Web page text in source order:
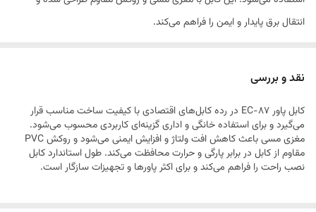
ویژگی ایمنی
انتقال برق پایدار و ایمن را فراهم می‌کند.
نقد و بررسی
کابل پاور EC-87 در رده کابل‌های اقتصادی با کیفیت ساخت مناسب قرار
می‌گیرد و برای استفاده خانگی و اداری گزینه‌ای کاربردی محسوب می‌شود.
مغزی مسی باعث کاهش افت ولتاژ و افزایش ایمنی می‌شود و روکش PVC
مقاوم از کابل در برابر پارگی و حرارت محافظت می‌کند. طول استاندارد کابل
نصب راحت را فراهم می‌کند و برای اکثر پاورها و تجهیزات سازگار است.